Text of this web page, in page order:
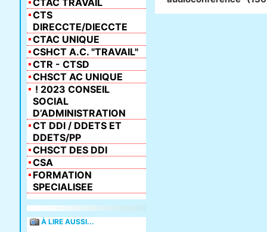
CTAC TRAVAIL
CTS
DIRECCTE/DIECCTE
CTAC UNIQUE
CSHCT A.C. "TRAVAIL"
CTR - CTSD
CHSCT AC UNIQUE
! 2023 CONSEIL
SOCIAL
D’ADMINISTRATION
CT DDI / DDETS ET
DDETS/PP
CHSCT DES DDI
CSA
FORMATION
SPECIALISEE
À LIRE AUSSI...